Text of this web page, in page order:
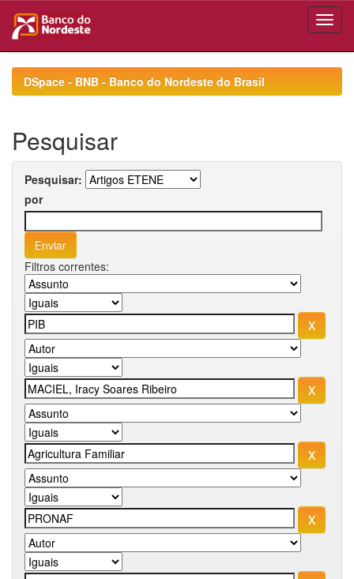
navigationDSpace - BNB - Banco do Nordeste do Brasil
Pesquisar
Pesquisar:
por
Filtros correntes: